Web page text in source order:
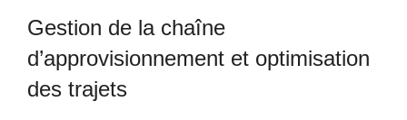
Gestion de la chaîne
d’approvisionnement et optimisation
des trajets